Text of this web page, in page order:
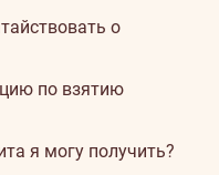
о
по взятию
я могу получить?